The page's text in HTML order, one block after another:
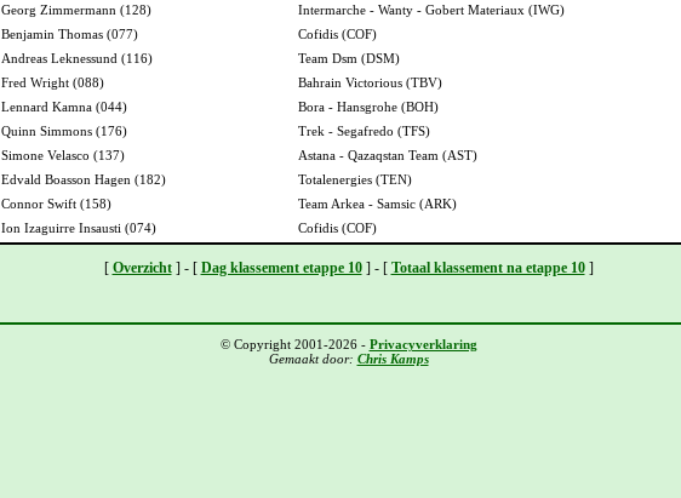
Georg Zimmermann (128)
Intermarche - Wanty - Gobert Materiaux (IWG)
Benjamin Thomas (077)
Cofidis (COF)
Andreas Leknessund (116)
Team Dsm (DSM)
Fred Wright (088)
Bahrain Victorious (TBV)
Lennard Kamna (044)
Bora - Hansgrohe (BOH)
Quinn Simmons (176)
Trek - Segafredo (TFS)
Simone Velasco (137)
Astana - Qazaqstan Team (AST)
Edvald Boasson Hagen (182)
Totalenergies (TEN)
Connor Swift (158)
Team Arkea - Samsic (ARK)
Ion Izaguirre Insausti (074) Cofidis (COF)
[ Overzicht] - [ Dag klassement etappe 10] - [ Totaal klassement na etappe 10]
© Copyright 2001-2026 - Privacyverklaring
Gemaakt door: Chris Kamps